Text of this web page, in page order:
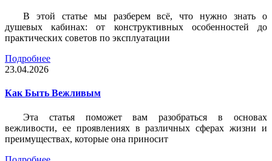
В этой статье мы разберем всё, что нужно знать о
душевых кабинах: от конструктивных особенностей до
практических советов по эксплуатации
Подробнее
23.04.2026
Как Быть Вежливым
Эта статья поможет вам разобраться в основах
вежливости, ее проявлениях в различных сферах жизни и
преимуществах, которые она приносит